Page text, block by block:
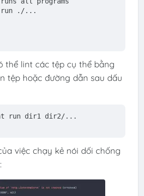
run ./...
thể lint các tệp cụ thể bằng
tệp hoặc đường dẫn sau dấu
run dir1 dir2/...
việc chạy kẻ nói dối chống